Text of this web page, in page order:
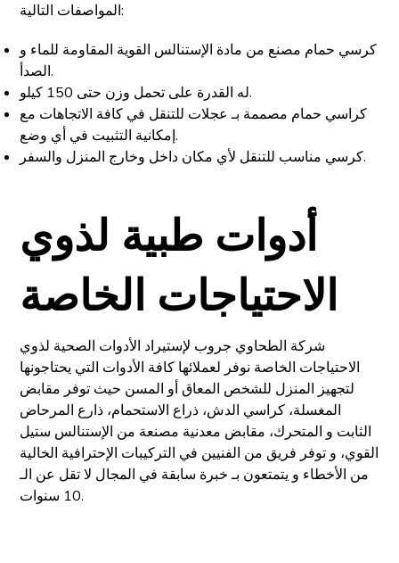
المواصفات التالية:
كرسي حمام مصنع من مادة الإستنالس القوية المقاومة للماء و
الصدأ.
له القدرة على تحمل وزن حتى 150 كيلو.
كراسي حمام مصممة بـ عجلات للتنقل في كافة الاتجاهات مع
إمكانية التثبيت في أي وضع.
كرسي مناسب للتنقل لأي مكان داخل وخارج المنزل والسفر.
أدوات طبية لذوي
الاحتياجات الخاصة
شركة الطحاوي جروب لإستيراد الأدوات الصحية لذوي
الاحتياجات الخاصة نوفر لعملائها كافة الأدوات التي يحتاجونها
لتجهيز المنزل للشخص المعاق أو المسن حيث توفر مقابض
المغسلة، كراسي الدش، ذراع الاستحمام، ذارع المرحاض
الثابت و المتحرك، مقابض معدنية مصنعة من الإستنالس ستيل
القوي، و توفر فريق من الفنيين في التركيبات الإحترافية الخالية
من الأخطاء و يتمتعون بـ خبرة سابقة في المجال لا تقل عن الـ
10 سنوات.